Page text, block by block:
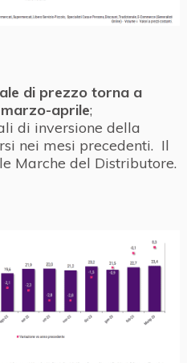
di prezzo torna a
aprile;
di inversione della
nei mesi precedenti. Il
Marche del Distributore.